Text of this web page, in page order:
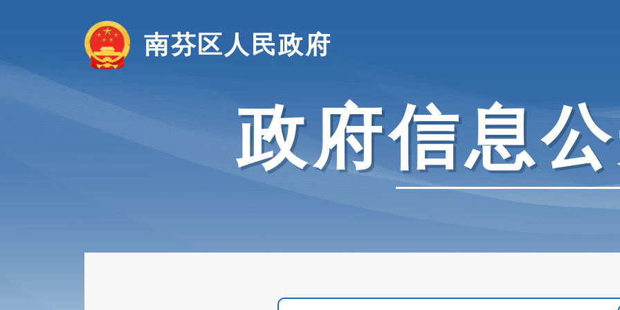
南芬区人民政府
政府信息